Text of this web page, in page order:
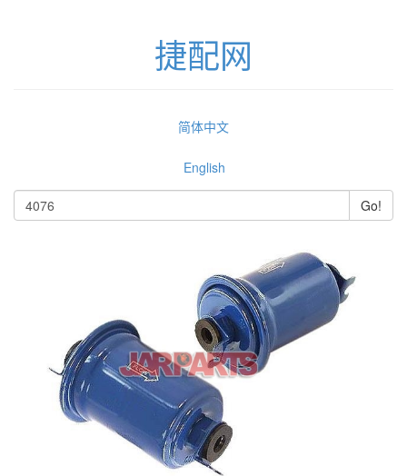
捷配网
简体中文
English